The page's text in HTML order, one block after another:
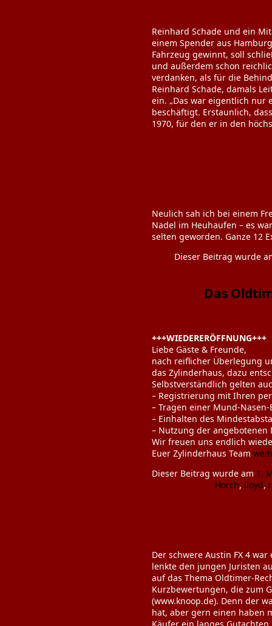
Reinhard Schade und ein
einem Spender aus
Fahrzeug gewinnt, soll
und außerdem schon
verdanken, als für die
Reinhard Schade, damals
ein. „Das war eigentlich nur
beschäftigt. Erstaunlich,
1970, für den er in den
Neulich sah ich bei einem
Nadel im Heuhaufen – es
selten geworden. Ganze 12
Dieser Beitrag wurde
Das
+++WIEDERERÖFFNUNG+++
Liebe Gäste & Freunde,
nach reiflicher Überlegung
das Zylinderhaus, dazu
Selbstverständlich gelten
– Registrierung mit Ihren
– Tragen einer Mund-
– Einhalten des
– Nutzung der
Wir freuen uns endlich
Euer Zylinderhaus Team
Dieser Beitrag wurde am 1.
Horch, lloyd,
Der schwere Austin FX 4
lenkte den jungen Juristen
auf das Thema Oldtimer-
Kurzbewertungen, die zum
(www.knoop.de). Denn der
hat, aber gern einen haben